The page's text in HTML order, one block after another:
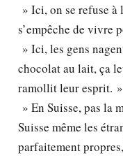
» Ici, on se refuse à
s’empêche de vivre
» Ici, les gens
chocolat au lait, ça
ramollit leur esprit. »
» En Suisse, pas la
Suisse même les
parfaitement